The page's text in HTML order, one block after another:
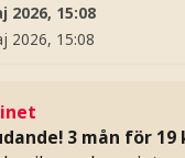
2026, 15:08
2026, 15:08
3 mån för 19